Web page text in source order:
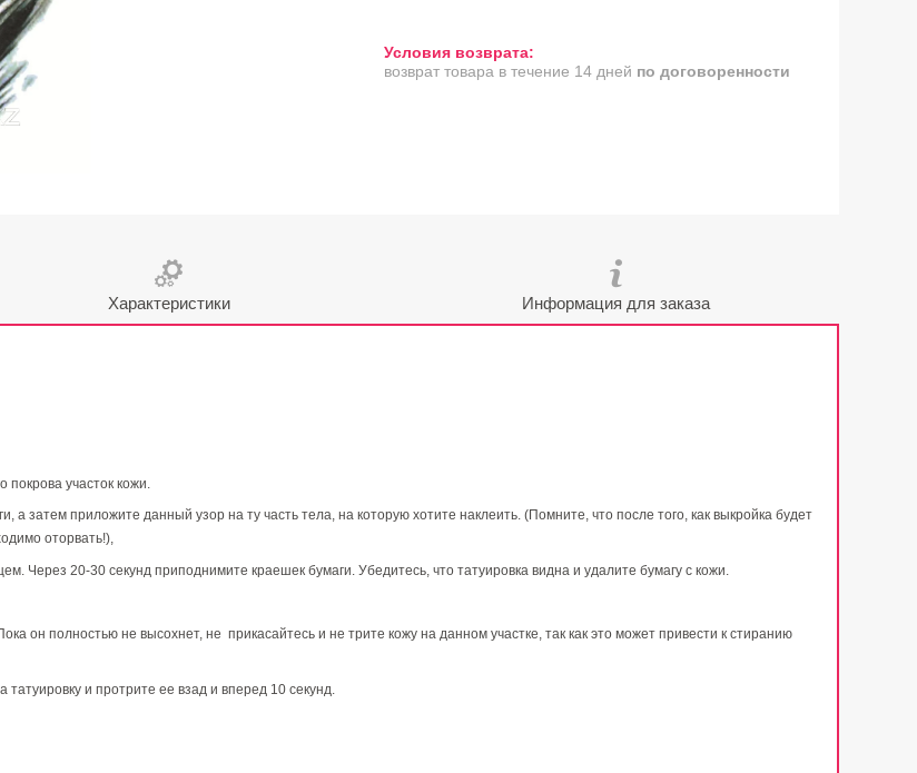
возврат товара в течение 14 дней по договоренности
Характеристики Информация для заказа
покрова участок кожи.
затем приложите данный узор на ту часть тела, на которую хотите наклеить. (Помните, что после того, как выкройка будет
оторвать!),
Через 20-30 секунд приподнимите краешек бумаги. Убедитесь, что татуировка видна и удалите бумагу с кожи.
он полностью не высохнет, не прикасайтесь и не трите кожу на данном участке, так как это может привести к стиранию
татуировку и протрите ее взад и вперед 10 секунд.